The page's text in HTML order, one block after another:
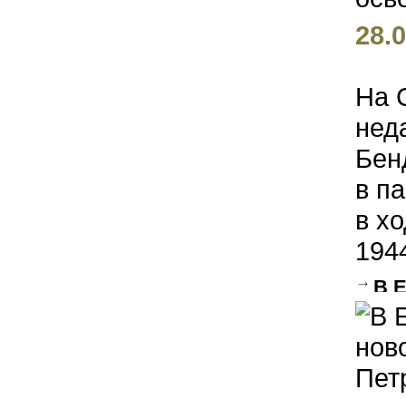
На
в
в
В